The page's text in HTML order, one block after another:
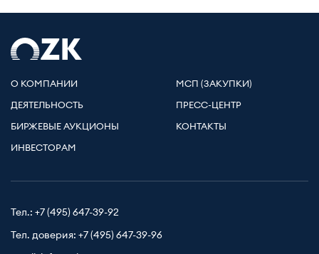
О КОМПАНИИ
ДЕЯТЕЛЬНОСТЬ
БИРЖЕВЫЕ АУКЦИОНЫ
ИНВЕСТОРАМ
МСП (ЗАКУПКИ)
ПРЕСС-ЦЕНТР
КОНТАКТЫ
Тел.: +7 (495) 647-39-92
Тел. доверия: +7 (495) 647-39-96